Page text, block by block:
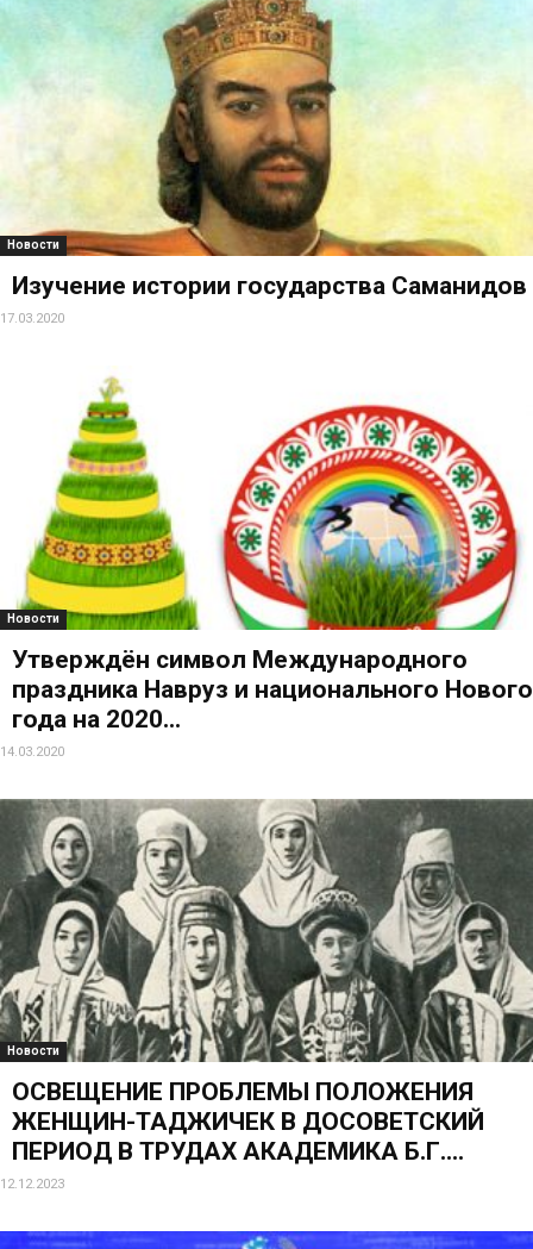
Новости
Изучение истории государства Саманидов
17.03.2020
Новости
Утверждён символ Международного
праздника Навруз и национального Нового
года на 2020...
14.03.2020
Новости
ОСВЕЩЕНИЕ ПРОБЛЕМЫ ПОЛОЖЕНИЯ
ЖЕНЩИН-ТАДЖИЧЕК В ДОСОВЕТСКИЙ
ПЕРИОД В ТРУДАХ АКАДЕМИКА Б.Г....
12.12.2023